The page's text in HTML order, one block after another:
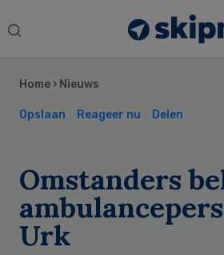
Search
Home › Nieuws
Opslaan Reageer nu Delen
Omstanders
Urk
Sidebar